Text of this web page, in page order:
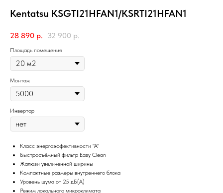
Kentatsu KSGTI21HFAN1/KSRTI21HFAN1
28 890 р. 32 900 р.
Площадь помещения
Монтаж
Инвертор
Класс энергоэффективности "А"
Быстросъёмный фильтр Easy Clean
Жалюзи увеличенной ширины
Компактные размеры внутреннего блока
Уровень шума от 25 дБ(А)
Режим локального микроклимата